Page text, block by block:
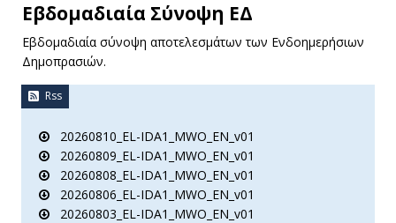
Εβδομαδιαία Σύνοψη ΕΔ
Εβδομαδιαία σύνοψη αποτελεσμάτων των Ενδοημερήσιων
Δημοπρασιών.
Rss
20260810_EL-IDA1_MWO_EN_v01
20260809_EL-IDA1_MWO_EN_v01
20260808_EL-IDA1_MWO_EN_v01
20260806_EL-IDA1_MWO_EN_v01
20260803_EL-IDA1_MWO_EN_v01